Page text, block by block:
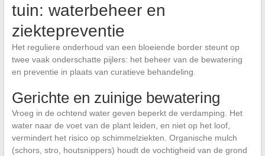
tuin: waterbeheer en
ziektepreventie
Het reguliere onderhoud van een bloeiende border steunt op
twee vaak onderschatte pijlers: het beheer van de bewatering
en preventie in plaats van curatieve behandeling.
Gerichte en zuinige bewatering
Vroeg in de ochtend water geven beperkt de verdamping. Het
water naar de voet van de plant leiden, en niet op het loof,
vermindert het risico op schimmelziekten. Organische mulch
(schors, stro, houtsnippers) houdt de vochtigheid van de grond